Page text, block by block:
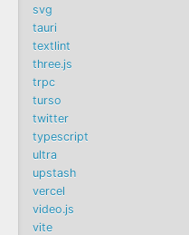
svg
tauri
textlint
three.js
trpc
turso
twitter
typescript
ultra
upstash
vercel
video.js
vite